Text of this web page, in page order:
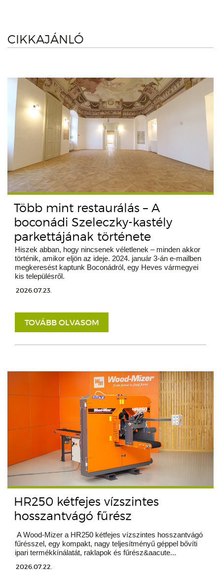
CIKKAJÁNLÓ
Több mint restaurálás – A
boconádi Szeleczky-kastély
parkettájának története
Hiszek abban, hogy nincsenek véletlenek – minden akkor
történik, amikor eljön az ideje. 2024. január 3-án e-mailben
megkeresést kaptunk Boconádról, egy Heves vármegyei
kis településről.
2026.07.23.
TOVÁBB OLVASOM
HR250 kétfejes vízszintes
hosszantvágó fűrész
A Wood-Mizer a HR250 kétfejes vízszintes hosszantvágó
fűrésszel, egy kompakt, nagy teljesítményű géppel bővíti
ipari termékkínálatát, raklapok és fűrész&aacute...
2026.07.22.